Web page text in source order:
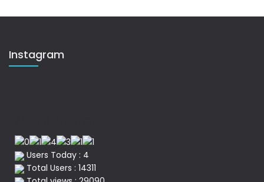
Instagram
Users Today : 4
Total Users : 14311